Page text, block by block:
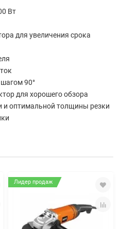
Вт
для увеличения срока
90°
для хорошего обзора
и оптимальной толщины резки
Лидер продаж